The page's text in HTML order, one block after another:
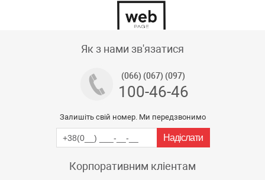
Як з нами зв'язатися
(066) (067) (097)
100-46-46
Залишіть свій номер. Ми передзвонимо
Корпоративним кліентам